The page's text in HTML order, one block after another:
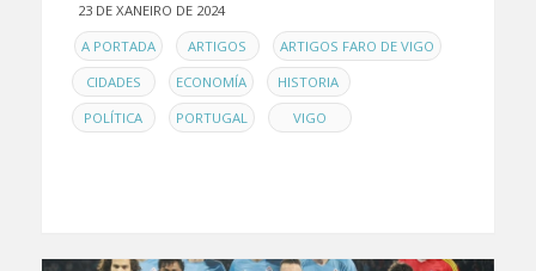
23 DE XANEIRO DE 2024
ENA PORTADA , ARTIGOS , ARTIGOS FARO DE VIGO ,
CIDADES , ECONOMÍA , HISTORIA ,
POLÍTICA , PORTUGAL , VIGO